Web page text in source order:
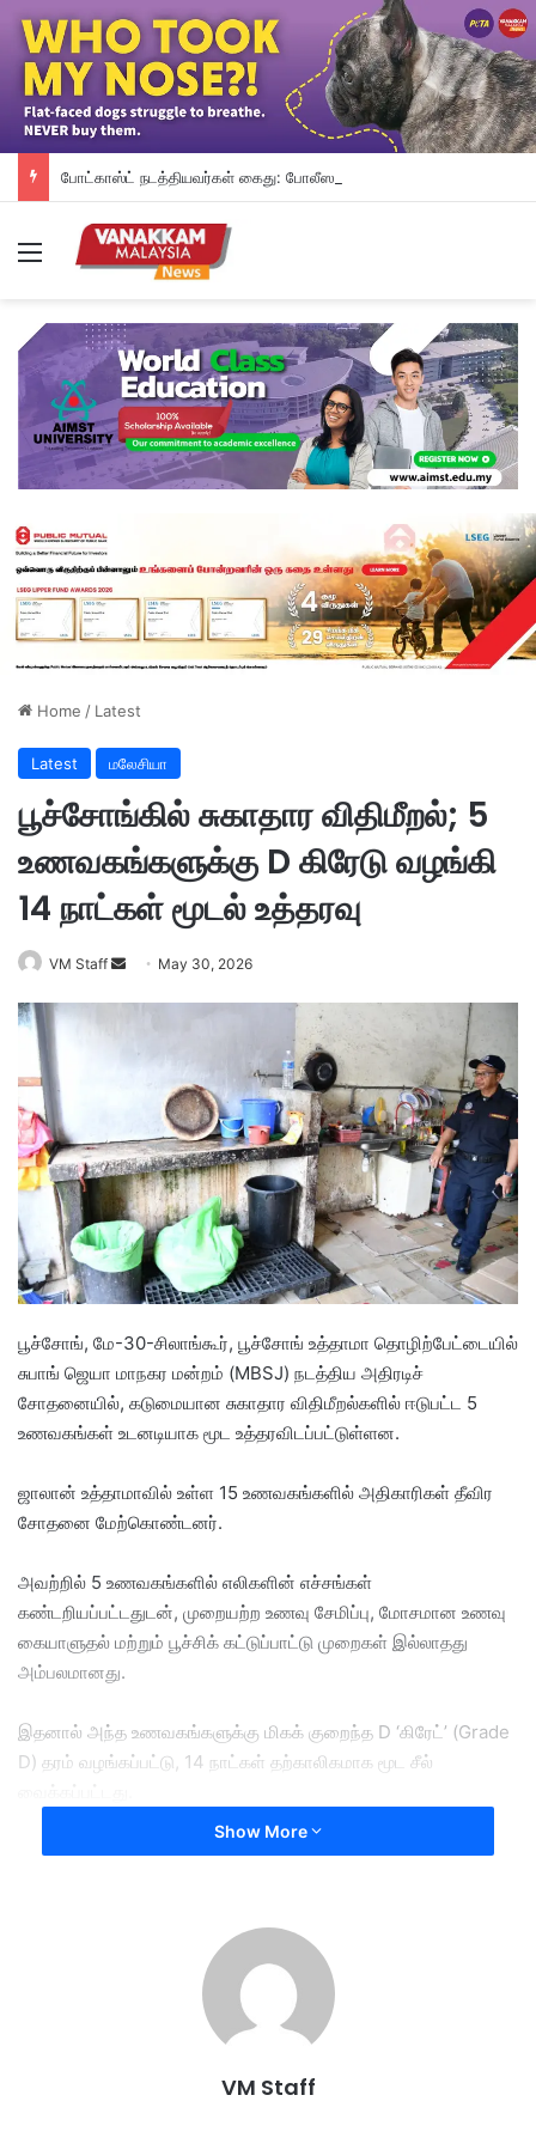
Menu
Home / Latest
Latest மலேசியா
பூச்சோங்கில் சுகாதார விதிமீறல்; 5
உணவகங்களுக்கு D கிரேடு வழங்கி
14 நாட்கள் மூடல் உத்தரவு
VM Staff
e
m
a
i
l
May 30, 2026
பூச்சோங், மே-30-சிலாங்கூர், பூச்சோங் உத்தாமா தொழிற்பேட்டையில்
சுபாங் ஜெயா மாநகர மன்றம் (MBSJ) நடத்திய அதிரடிச்
சோதனையில், கடுமையான சுகாதார விதிமீறல்களில் ஈடுபட்ட 5
உணவகங்கள் உடனடியாக மூட உத்தரவிடப்பட்டுள்ளன.
ஜாலான் உத்தாமாவில் உள்ள 15 உணவகங்களில் அதிகாரிகள் தீவிர
சோதனை மேற்கொண்டனர்.
அவற்றில் 5 உணவகங்களில் எலிகளின் எச்சங்கள்
கண்டறியப்பட்டதுடன், முறையற்ற உணவு சேமிப்பு, மோசமான உணவு
கையாளுதல் மற்றும் பூச்சிக் கட்டுப்பாட்டு முறைகள் இல்லாதது
அம்பலமானது.
இதனால் அந்த உணவகங்களுக்கு மிகக் குறைந்த D ‘கிரேட்’ (Grade
D) தரம் வழங்கப்பட்டு, 14 நாட்கள் தற்காலிகமாக மூட சீல்
மேலும், ஊழியர்கள் apron மேலங்கி மற்றும் தலைக்கவசம்
குற்றங்களுக்காகவும் நோட்டீஸ்கள் வழங்கப்பட்டன.
போலீஸ், உள்நாட்டு வாணிப மற்றும் வாழ்க்கைச் செலவின அமைச்சு
சகம் உள்ளிட்ட பல நிறுவனங்கள் இணைந்து நடத்திய இந்த அதிரடிச்
Show More
VM Staff